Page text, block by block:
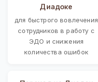
Диадоке
для быстрого вовлечения
сотрудников в работу с
ЭДО и снижения
количества ошибок